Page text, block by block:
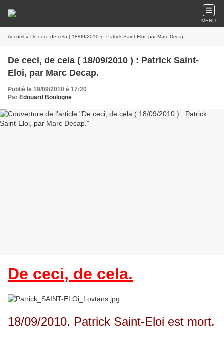
MENU
Accueil » De ceci, de cela ( 18/09/2010 ) : Patrick Saint-Eloi, par Marc Decap.
De ceci, de cela ( 18/09/2010 ) : Patrick Saint-
Eloi, par Marc Decap.
Publié le 19/09/2010 à 17:20
Par Edouard Boulogne
De ceci, de cela.
18/09/2010. Patrick Saint-Eloi est mort.